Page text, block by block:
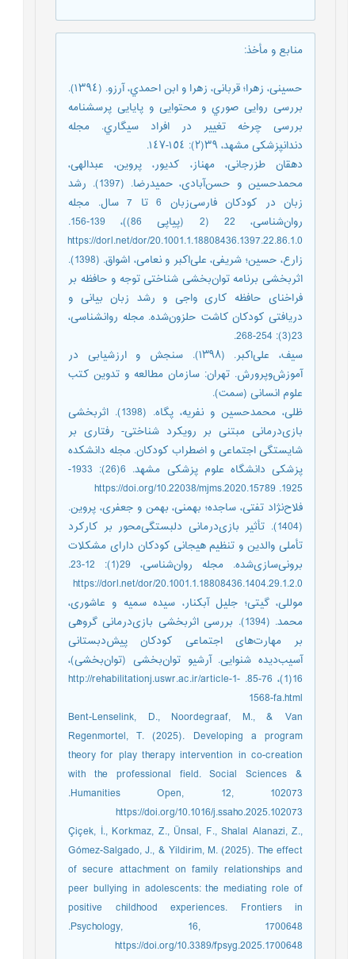
منابع و مأخذ:
ﺣﺴﻴﻨﻰ، زﻫﺮا؛ ﻗﺮﺑﺎﻧﻰ، زﻫﺮا و اﺑﻦ اﺣﻤﺪي، آرزو. (١٣٩٤).
ﺑﺮرﺳﻰ رواﻳﻰ ﺻﻮري و ﻣﺤﺘﻮاﻳﻰ و ﭘﺎﻳﺎﻳﻰ ﭘﺮﺳﺸﻨﺎﻣﻪ
ﺑﺮرﺳﻰ ﭼﺮﺧﻪ ﺗﻐﻴﻴﺮ در اﻓﺮاد ﺳﻴﮕﺎري. ﻣﺠﻠﻪ
دﻧﺪاﻧﭙﺰﺷﻜﻰ ﻣﺸﻬﺪ، ٣٩(٢): ١٥٤-١٤٧.
دهقان طزرجانی، مهناز، کدیور، پروین، عبدالهی،
محمدحسین و حسن‌آبادی، حمیدرضا. (1397). رشد
زبان در کودکان فارسی‌زبان 6 تا 7 سال. مجله
روان‌شناسی، 22 (2 (پیاپی 86))، 139-156.
https://dorl.net/dor/20.1001.1.18808436.1397.22.86.1.0
زارع، حسین؛ شریفی، علی‌اکبر و نعامی، اشواق. (1398).
اثربخشی برنامه توان‌بخشی شناختی توجه و حافظه بر
فراخنای حافظه کاری واجی و رشد زبان بیانی و
دریافتی کودکان کاشت حلزون‌شده. مجله روانشناسی،
23(3): 254-268.
سیف، علی‌اکبر. (۱۳۹۸). سنجش و ارزشیابی در
آموزش‌وپرورش. تهران: سازمان مطالعه و تدوین کتب
علوم انسانی (سمت).
ظلی، محمدحسین و نفریه، پگاه. (1398). اثربخشی
بازی‌درمانی مبتنی بر رویکرد شناختی- رفتاری بر
شایستگی اجتماعی و اضطراب کودکان. مجله دانشکده
پزشکی دانشگاه علوم پزشکی مشهد. 6(26): 1933-
1925. https://doi.org/10.22038/mjms.2020.15789
فلاح‌نژاد تفتی، ساجده؛ بهمنی، بهمن و جعفری، پروین.
(1404). تأثیر بازی‌درمانی دلبستگی‌محور بر کارکرد
‌تأملی ‌والدین و تنظیم‌ هیجانی کودکان دارای مشکلات
برونی‌سازی‌شده. مجله روان‌شناسی، 29(1): 12-23.
https://dorl.net/dor/20.1001.1.18808436.1404.29.1.2.0
موللی، گیتی؛ جلیل آبکنار، سیده سمیه و عاشوری،
محمد. (1394). بررسی اثربخشی بازی‌درمانی گروهی
بر مهارت‌های اجتماعی کودکان پیش‌دبستانی
آسیب‌دیده شنوایی. آرشیو توان‌بخشی (توان‌بخشی)،
16(1)، 76-85. http://rehabilitationj.uswr.ac.ir/article-1-
1568-fa.html
Bent-Lenselink, D., Noordegraaf, M., & Van
Regenmortel, T. (2025). Developing a program
theory for play therapy intervention in co-creation
with the professional field. Social Sciences &
Humanities Open, 12, 102073.‏
https://doi.org/10.1016/j.ssaho.2025.102073
Çiçek, İ., Korkmaz, Z., Ünsal, F., Shalal Alanazi, Z.,
Gómez-Salgado, J., & Yildirim, M. (2025). The effect
of secure attachment on family relationships and
peer bullying in adolescents: the mediating role of
positive childhood experiences. Frontiers in
Psychology, 16, 1700648.‏
https://doi.org/10.3389/fpsyg.2025.1700648